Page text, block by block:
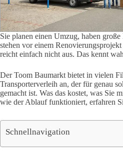
Sie planen einen Umzug, haben
stehen vor einem
reicht einfach nicht aus. Das kennt
Der Toom Baumarkt bietet in vielen
Transporterverleih an, der für genau
gemacht ist. Was das kostet, was Sie
wie der Ablauf funktioniert, erfahren
Schnellnavigation